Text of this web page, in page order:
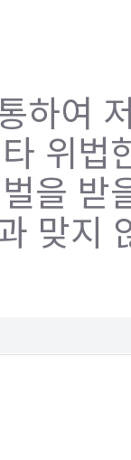
하여
위법
을 받
맞지